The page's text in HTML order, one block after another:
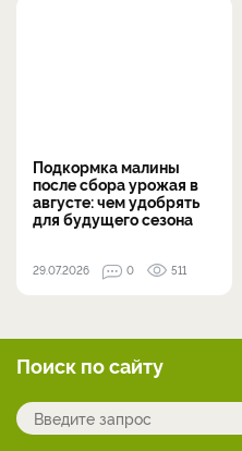
Подкормка малины
после сбора урожая в
августе: чем удобрять
для будущего сезона
29.07.2026 0 511
Поиск по сайту